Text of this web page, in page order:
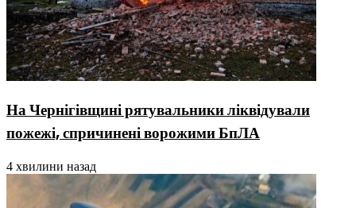
На Чернігівщині рятувальники ліквідували
пожежі, спричинені ворожими БпЛА
4 хвилини назад